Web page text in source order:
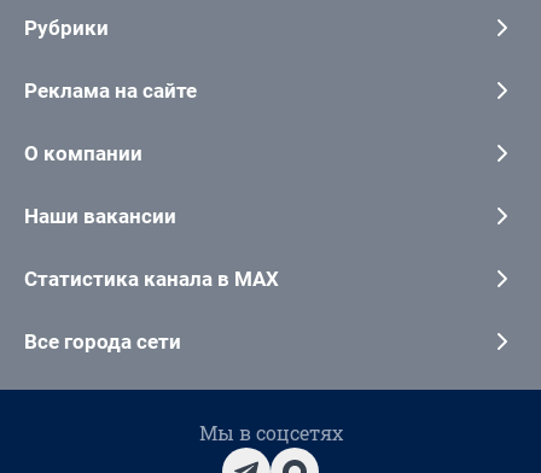
Рубрики
Реклама на сайте
О компании
Наши вакансии
Статистика канала в MAX
Все города сети
Мы в соцсетях